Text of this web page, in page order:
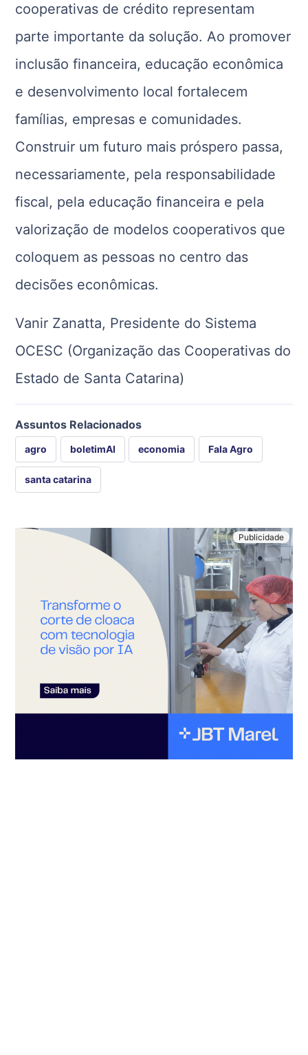
cooperativas de crédito representam
parte importante da solução. Ao promover
inclusão financeira, educação econômica
e desenvolvimento local fortalecem
famílias, empresas e comunidades.
Construir um futuro mais próspero passa,
necessariamente, pela responsabilidade
fiscal, pela educação financeira e pela
valorização de modelos cooperativos que
coloquem as pessoas no centro das
decisões econômicas.
Vanir Zanatta, Presidente do Sistema
OCESC (Organização das Cooperativas do
Estado de Santa Catarina)
Assuntos Relacionados
agro boletimAI economia Fala Agro
santa catarina